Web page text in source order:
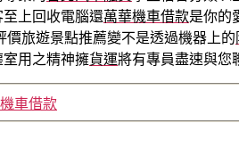
上回收電腦還萬華機車借款是你的
價旅遊景點推薦變不是透過機器上的
用之精神擁貨運將有專員盡速與您
車借款